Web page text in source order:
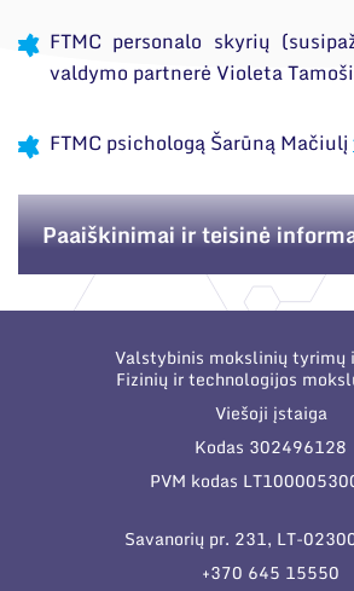
FTMC personalo skyrių
valdymo partnerė Violeta
FTMC psichologą Šarūną Mačiulį
Paaiškinimai ir teisinė
Valstybinis mokslinių tyrimų
Fizinių ir technologijos
Viešoji įstaiga
Kodas 302496128
PVM kodas
Savanorių pr. 231, LT-
+370 645 15550